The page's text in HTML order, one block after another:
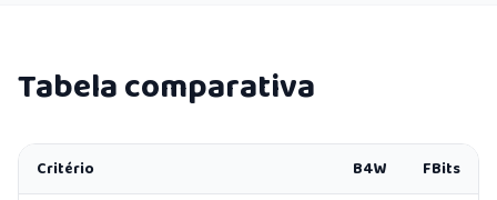
Tabela comparativa
Critério B4W FBits